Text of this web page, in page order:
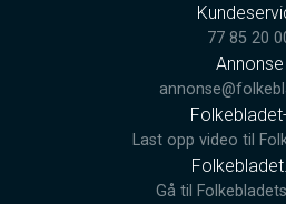
77 85 20
Annonse
Last opp video til
Gå til